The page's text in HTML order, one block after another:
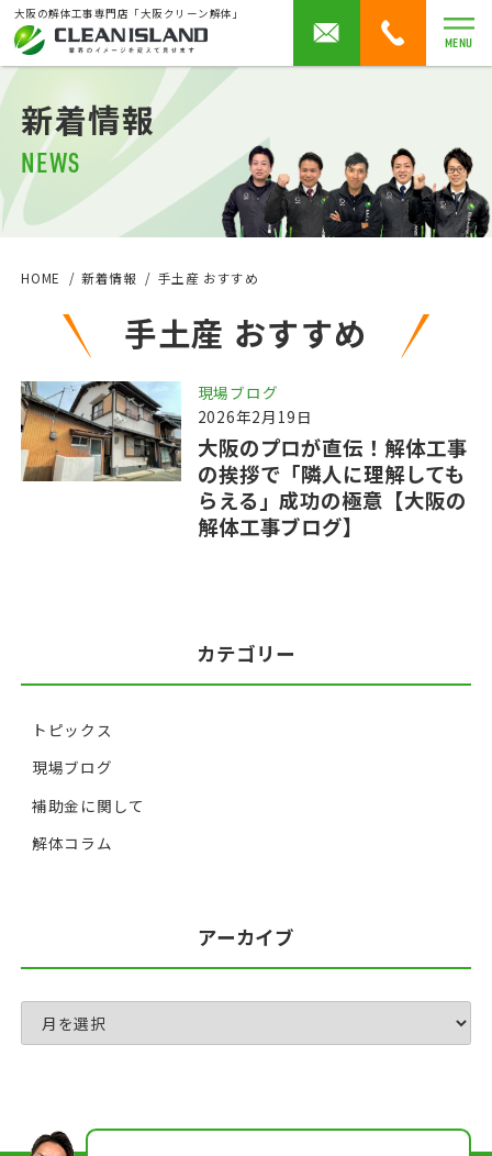
大阪の解体工事専門店「大阪クリーン解体」
MENU
新着情報
NEWS
HOME 新着情報 手土産 おすすめ
手土産 おすすめ
現場ブログ
2026年2月19日
大阪のプロが直伝！解体工事
の挨拶で「隣人に理解しても
らえる」成功の極意【大阪の
解体工事ブログ】
カテゴリー
トピックス
現場ブログ
補助金に関して
解体コラム
アーカイブ